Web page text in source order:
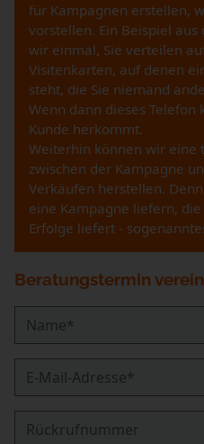
für Kampagnen erstellen,
vorstellen. Ein Beispiel aus
wir einmal, Sie verteilen
Visitenkarten, auf denen
steht, die Sie niemand
Wenn dann dieses Telefon
Kunde herkommt.
Weiterhin können wir eine
zwischen der Kampagne
Verkäufen herstellen.
eine Kampagne liefern,
Erfolge liefert -
Beratungstermin
Name
E-Mail-Adresse
Rückrufnummer